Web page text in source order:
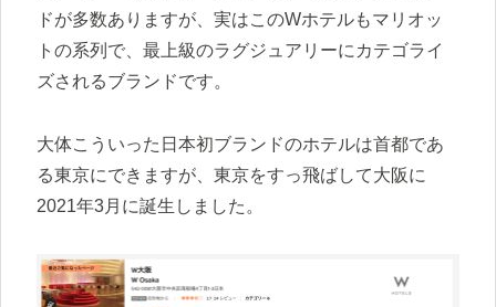
ドが多数ありますが、実はこのWホテルもマリオッ
トの系列で、最上級のラグジュアリーにカテゴライ
ズされるブランドです。
大体こういった日本初ブランドのホテルは首都であ
る東京にできますが、東京をすっ飛ばして大阪に
2021年3月に誕生しました。